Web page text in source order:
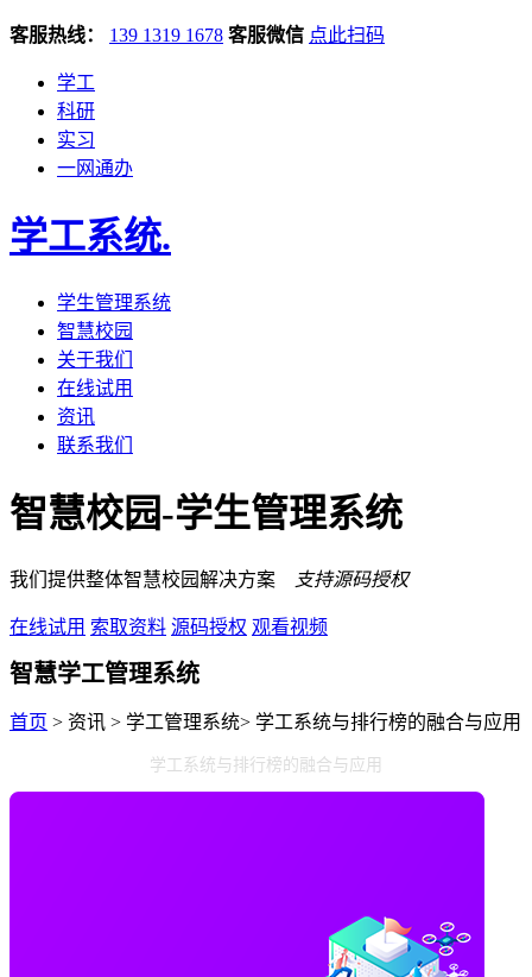
客服热线： 139 1319 1678 客服微信 点此扫码
学工
科研
实习
一网通办
学工系统.
学生管理系统
智慧校园
关于我们
在线试用
资讯
联系我们
智慧校园-学生管理系统
我们提供整体智慧校园解决方案 支持源码授权
在线试用 索取资料 源码授权 观看视频
智慧学工管理系统
首页 > 资讯 > 学工管理系统> 学工系统与排行榜的融合与应用
学工系统与排行榜的融合与应用